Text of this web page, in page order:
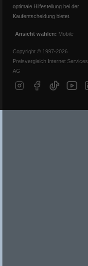
optimale Hilfestellung bei der
Kaufentscheidung bietet.
Ansicht wählen: Mobile
Copyright © 1997-2026
Preisvergleich Internet Services
AG